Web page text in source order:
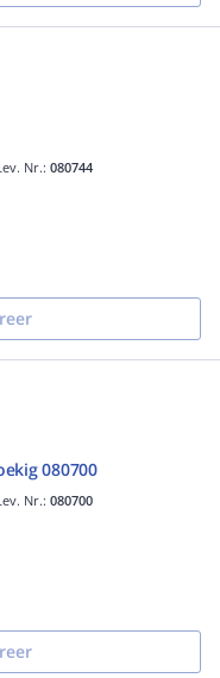
Nr.: 080744
080700
Nr.: 080700